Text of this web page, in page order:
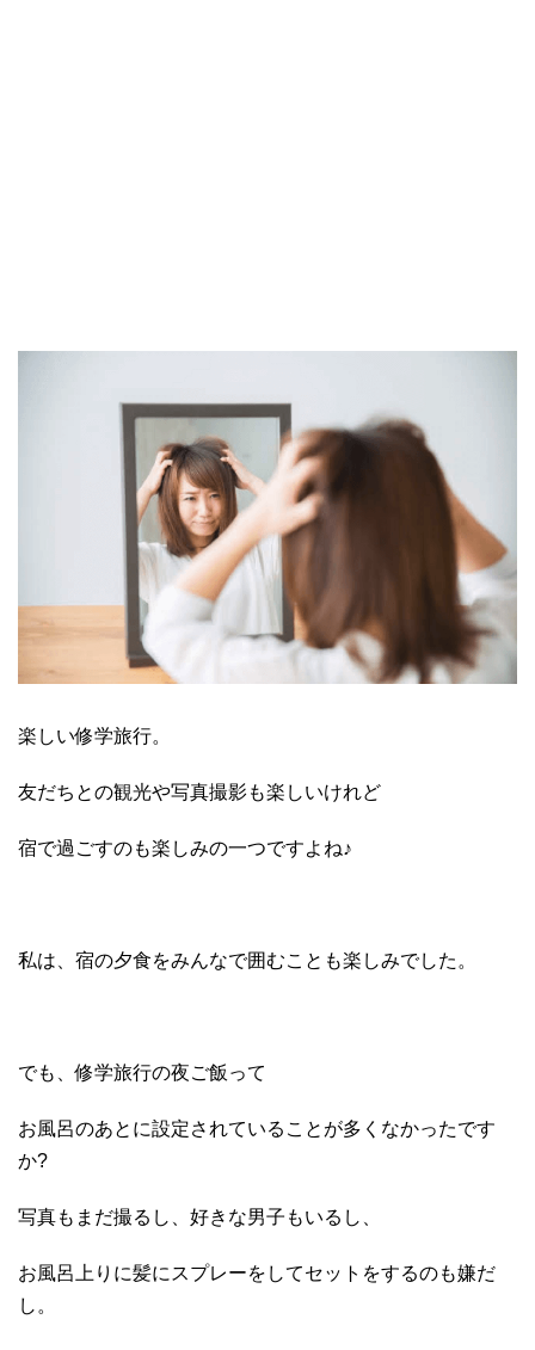
楽しい修学旅行。
友だちとの観光や写真撮影も楽しいけれど
宿で過ごすのも楽しみの一つですよね♪
私は、宿の夕食をみんなで囲むことも楽しみでした。
でも、修学旅行の夜ご飯って
お風呂のあとに設定されていることが多くなかったです
か?
写真もまだ撮るし、好きな男子もいるし、
お風呂上りに髪にスプレーをしてセットをするのも嫌だ
し。